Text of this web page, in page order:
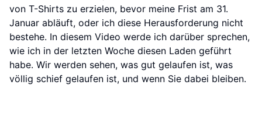
von T-Shirts zu erzielen, bevor meine Frist am 31.
Januar abläuft, oder ich diese Herausforderung nicht
bestehe. In diesem Video werde ich darüber sprechen,
wie ich in der letzten Woche diesen Laden geführt
habe. Wir werden sehen, was gut gelaufen ist, was
völlig schief gelaufen ist, und wenn Sie dabei bleiben.